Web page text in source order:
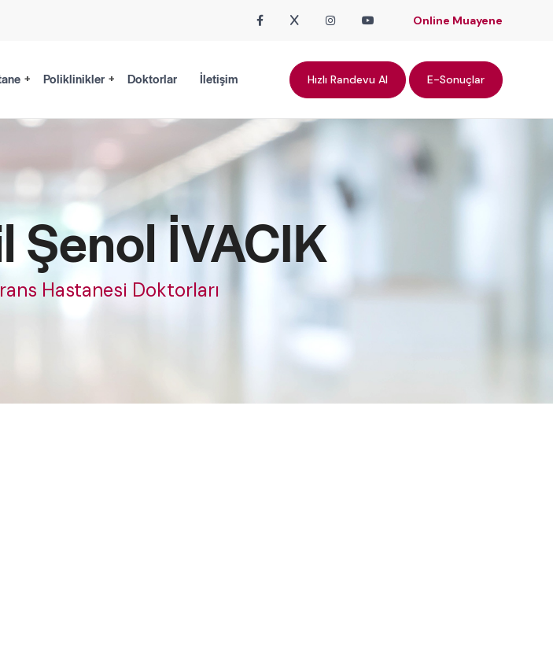
Online Muayene
Poliklinikler Doktorlar İletişim Hızlı Randevu Al E-Sonuçlar
Şenol İVACIK
Hastanesi Doktorları